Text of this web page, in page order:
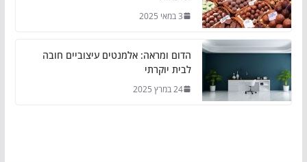
3 במאי 2025
הדום ומראה: אלמנטים עיצוביים חובה
לבית יוקרתי
24 במרץ 2025